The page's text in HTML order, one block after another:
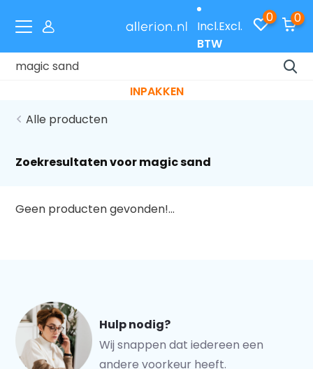
Incl.Excl.
BTW
0 0
Laat je cadeaus gratis inpakken met code
INPAKKEN
Alle producten
Zoekresultaten voor magic sand
Geen producten gevonden!...
Hulp nodig?
Wij snappen dat iedereen een
andere voorkeur heeft.